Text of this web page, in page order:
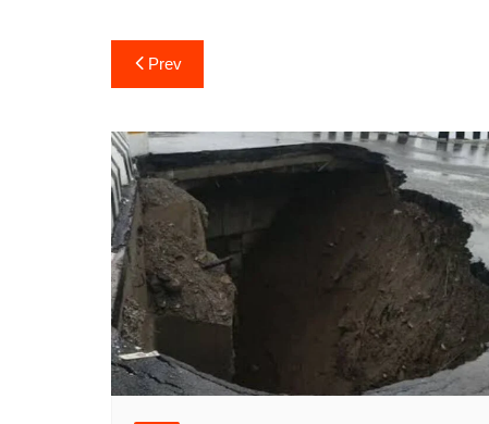
Post
navigation
Prev